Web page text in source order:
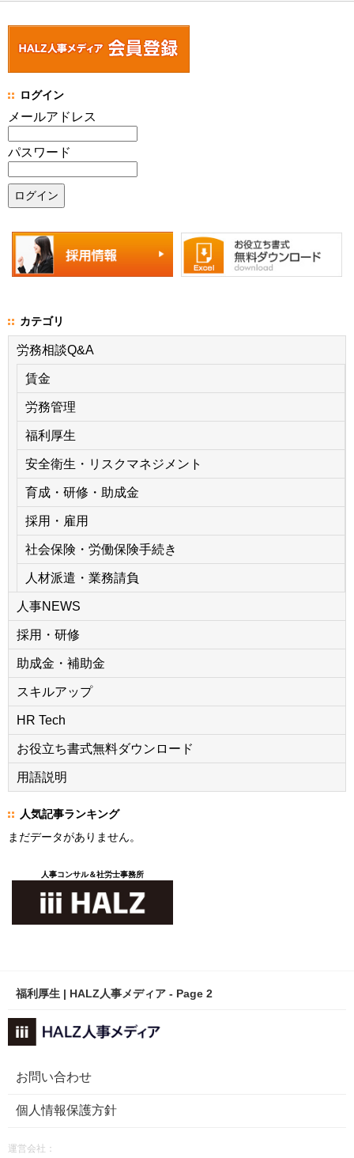
ログイン
メールアドレス
パスワード
カテゴリ
労務相談Q&A
賃金
労務管理
福利厚生
安全衛生・リスクマネジメント
育成・研修・助成金
採用・雇用
社会保険・労働保険手続き
人材派遣・業務請負
人事NEWS
採用・研修
助成金・補助金
スキルアップ
HR Tech
お役立ち書式無料ダウンロード
用語説明
人気記事ランキング
まだデータがありません。
人事コンサル＆社労士事務所
福利厚生 | HALZ人事メディア - Page 2
お問い合わせ
個人情報保護方針
運営会社：